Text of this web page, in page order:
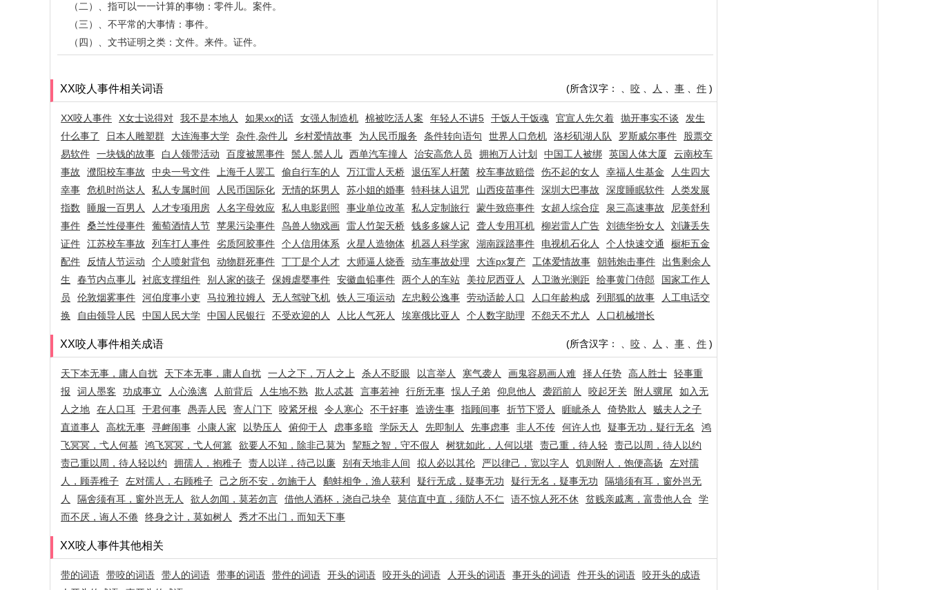
（二）、指可以一一计算的事物：零件儿。案件。
（三）、不平常的大事情：事件。
（四）、文书证明之类：文件。来件。证件。
XX咬人事件相关词语 (所含汉字： 咬 人 事 件 )
XX咬人事件 X女士说得对 我不是本地人 如果xx的话 女强人制造机 棉被吃活人案 年轻人不讲5 干饭人干饭魂 官宣人先欠着 抛开事实不谈
发生
什么事了
日本人雕塑群 大连海事大学 杂件,杂件儿 乡村爱情故事 为人民币服务 条件转向语句 世界人口危机 洛杉矶湖人队 罗斯威尔事件
股票交
易软件
一块钱的故事 白人领带活动 百度被黑事件 鬃人,鬃人儿 西单汽车撞人 治安高危人员 拥抱万人计划 中国工人被绑 英国人体大厦
云南校车
事故
濮阳校车事故 中央一号文件 上海千人罢工 偷自行车的人 万江雷人天桥 退伍军人杆菌 校车事故赔偿 伤不起的女人 幸福人生基金
人生四大
幸事
危机时尚达人 私人专属时间 人民币国际化 无情的坏男人 苏小姐的婚事 特科抹人诅咒 山西疫苗事件 深圳大巴事故 深度睡眠软件
人类发展
指数
睡服一百男人 人才专项用房 人名字母效应 私人电影剧照 事业单位改革 私人定制旅行 蒙牛致癌事件 女超人综合症 泉三高速事故
尼美舒利
事件
桑兰性侵事件 葡萄酒情人节 苹果污染事件 鸟兽人物戏画 雷人竹架天桥 钱多多嫁人记 聋人专用耳机 柳岩雷人广告 刘德华扮女人
刘谦丢失
证件
江苏校车事故 列车打人事件 劣质阿胶事件 个人信用体系 火星人造物体 机器人科学家 湖南踩踏事件 电视机石化人 个人快速交通
橱柜五金
配件
反情人节运动 个人喷射背包 动物群死事件 丁丁是个人才 大师逼人烧香 动车事故处理 大连px复产 工体爱情故事 朝韩炮击事件
出售剩余人
生
春节内点事儿 衬底支撑组件 别人家的孩子 保姆虐婴事件 安徽血铅事件 两个人的车站 美拉尼西亚人 人卫激光测距 给事黄门侍郎
国家工作人
员
伦敦烟雾事件 河伯度事小吏 马拉雅拉姆人 无人驾驶飞机 铁人三项运动 左忠毅公逸事 劳动适龄人口 人口年龄构成 列那狐的故事
人工电话交
换
自由领导人民 中国人民大学 中国人民银行 不受欢迎的人 人比人气死人 埃塞俄比亚人 个人数字助理 不怨天不尤人 人口机械增长
XX咬人事件相关成语 (所含汉字： 咬 人 事 件 )
天下本无事，庸人自扰 天下本无事，庸人自扰 一人之下，万人之上 杀人不眨眼 以言举人 寒气袭人 画鬼容易画人难 择人任势 高人胜士
轻事重
报
词人墨客 功成事立 人心涣漓 人前背后 人生地不熟 欺人忒甚 言事若神 行所无事 悮人子弟 仰息他人 袭蹈前人 咬起牙关 附人骥尾
如入无
人之地
在人口耳 干君何事 愚弄人民 寄人门下 咬紧牙根 令人寒心 不干好事 造谤生事 指顾间事 折节下贤人 睚眦杀人 倚势欺人
贼夫人之子
直道事人
高枕无事 寻衅闹事 小康人家 以势压人 俯仰于人 虑事多暗 学际天人 先即制人 先事虑事 非人不传 何许人也 疑事无功，疑行无名
鸿
飞冥冥，弋人何慕
鸿飞冥冥，弋人何篡 欲要人不知，除非己莫为 挈瓶之智，守不假人 树犹如此，人何以堪 责己重，待人轻
责己以周，待人以约
责己重以周，待人轻以约
拥孺人，抱稚子 责人以详，待己以廉 别有天地非人间 拟人必以其伦 严以律己，宽以字人 饥则附人，饱便高扬
左对孺
人，顾弄稚子
左对孺人，右顾稚子 己之所不安，勿施于人 鹬蚌相争，渔人获利 疑行无成，疑事无功 疑行无名，疑事无功
隔墙须有耳，窗外岂无
人
隔舍须有耳，窗外岂无人 欲人勿闻，莫若勿言 借他人酒杯，浇自己块垒 莫信直中直，须防人不仁 语不惊人死不休 贫贱亲戚离，富贵他人合
学
而不厌，诲人不倦
终身之计，莫如树人 秀才不出门，而知天下事
XX咬人事件其他相关
带的词语 带咬的词语 带人的词语 带事的词语 带件的词语 开头的词语 咬开头的词语 人开头的词语 事开头的词语 件开头的词语
咬开头的成语